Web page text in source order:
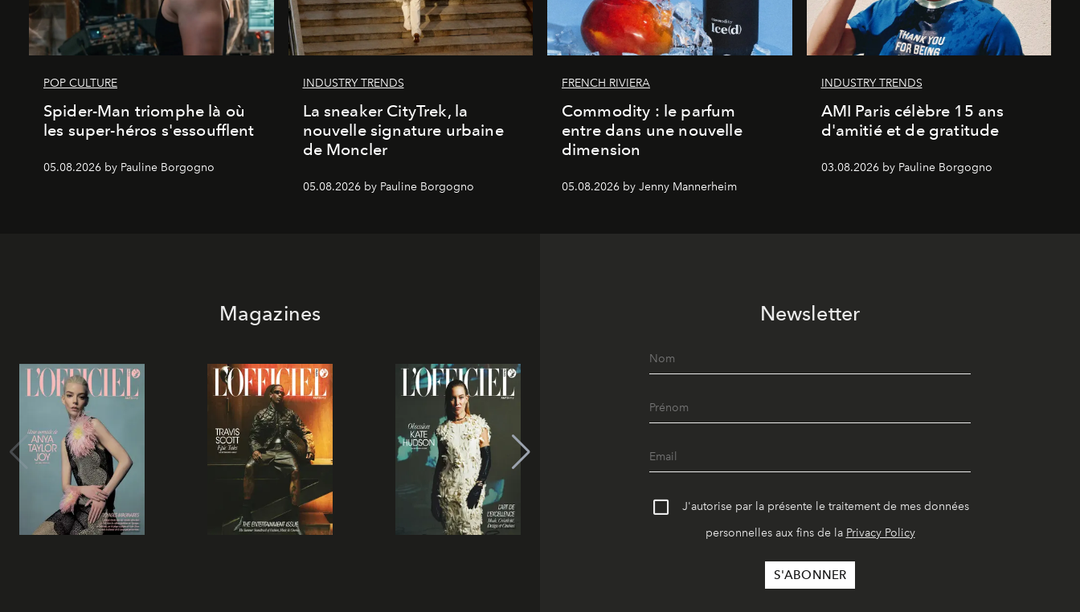
POP CULTURE
Spider-Man triomphe là où
les super-héros s'essoufflent
05.08.2026 by Pauline Borgogno
INDUSTRY TRENDS
La sneaker CityTrek, la
nouvelle signature urbaine
de Moncler
05.08.2026 by Pauline Borgogno
FRENCH RIVIERA
Commodity : le parfum
entre dans une nouvelle
dimension
05.08.2026 by Jenny Mannerheim
INDUSTRY TRENDS
AMI Paris célèbre 15 ans
d'amitié et de gratitude
03.08.2026 by Pauline Borgogno
Magazines Newsletter
J'autorise par la présente le traitement de mes données
personnelles aux fins de la Privacy Policy